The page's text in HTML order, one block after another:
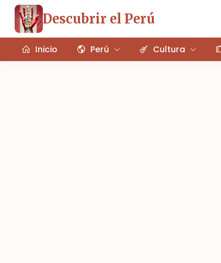
Descubrir el Perú
Inicio Perú Cultura